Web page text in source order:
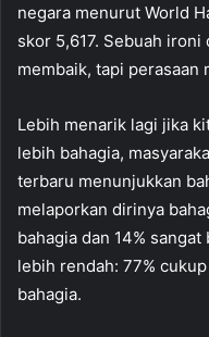
negara menurut World
skor 5,617. Sebuah
membaik, tapi perasaan
Lebih menarik lagi jika
lebih bahagia,
terbaru menunjukkan
melaporkan dirinya
bahagia dan 14%
lebih rendah: 77%
bahagia.